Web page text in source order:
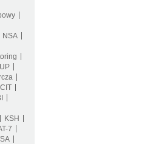
NSA
CIT
KSH
7